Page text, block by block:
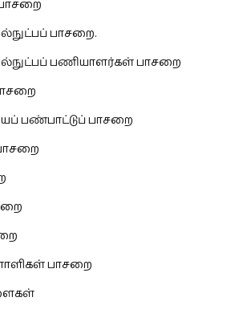
பாசறை.
பணியாளர்கள் பாசறை
பண்பாட்டுப் பாசறை
பாசறை